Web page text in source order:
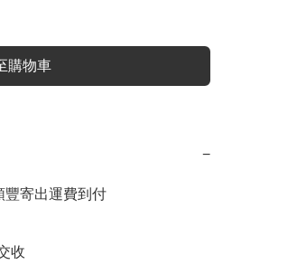
購物車
−
豐寄出運費到付
收